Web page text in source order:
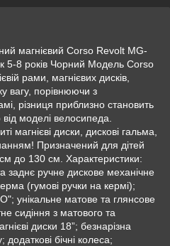
магнієвий Corso Revolt MG-
5-8 років Чорний Модель Corso
рами, магнієвих дисків,
вагу, порівнюючи з
різниця приблизно становить
моделі велосипеда.
магнієві диски, дискові гальма,
Призначений для дітей
см до 130 см. Характеристики:
заднє ручне дискове механічне
(гумові ручки на кермі);
унікальне матове та глянсове
сидіння з матового та
диски 18”; безнарізна
бічні колеса;